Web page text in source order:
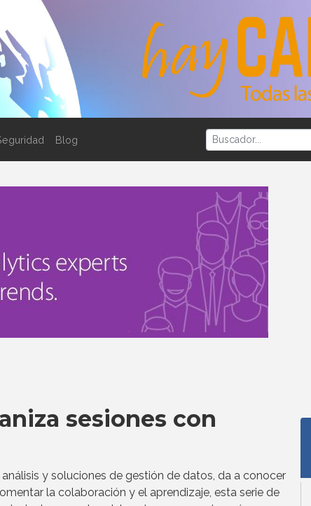
Blog
sesiones con
análisis y soluciones de gestión de datos, da a conocer
la colaboración y el aprendizaje, esta serie de